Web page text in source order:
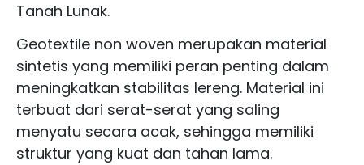
Tanah Lunak.
Geotextile non woven merupakan material
sintetis yang memiliki peran penting dalam
meningkatkan stabilitas lereng. Material ini
terbuat dari serat-serat yang saling
menyatu secara acak, sehingga memiliki
struktur yang kuat dan tahan lama.